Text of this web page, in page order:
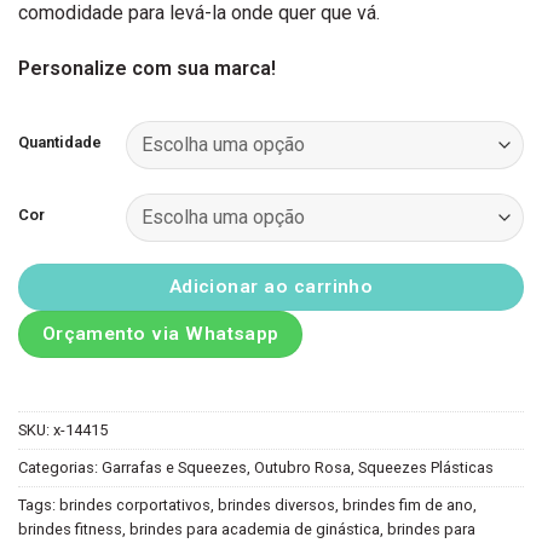
comodidade para levá-la onde quer que vá.
Personalize com sua marca!
Quantidade
Cor
Adicionar ao carrinho
Orçamento via Whatsapp
SKU: x-14415
Categorias: Garrafas e Squeezes, Outubro Rosa, Squeezes Plásticas
Tags: brindes corportativos, brindes diversos, brindes fim de ano,
brindes fitness, brindes para academia de ginástica, brindes para